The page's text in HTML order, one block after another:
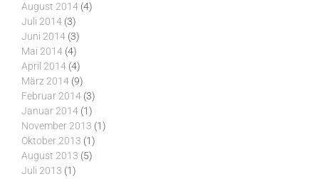
August 2014 (4)
Juli 2014 (3)
Juni 2014 (3)
Mai 2014 (4)
April 2014 (4)
März 2014 (9)
Februar 2014 (3)
Januar 2014 (1)
November 2013 (1)
Oktober 2013 (1)
August 2013 (5)
Juli 2013 (1)